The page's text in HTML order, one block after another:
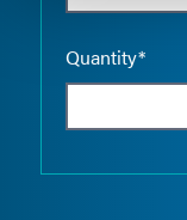
Quantity*